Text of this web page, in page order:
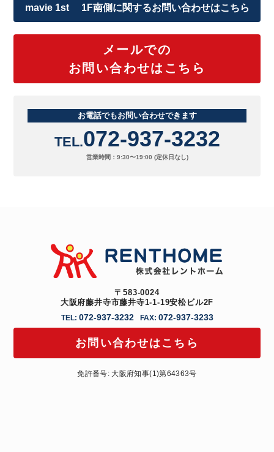
mavie 1st 1F南側に関するお問い合わせはこちら
メールでの
お問い合わせはこちら
お電話でもお問い合わせできます
TEL.072-937-3232
営業時間：9:30〜19:00 (定休日なし)
〒583-0024
大阪府藤井寺市藤井寺1-1-19安松ビル2F
TEL: 072-937-3232 FAX: 072-937-3233
お問い合わせはこちら
免許番号: 大阪府知事(1)第64363号